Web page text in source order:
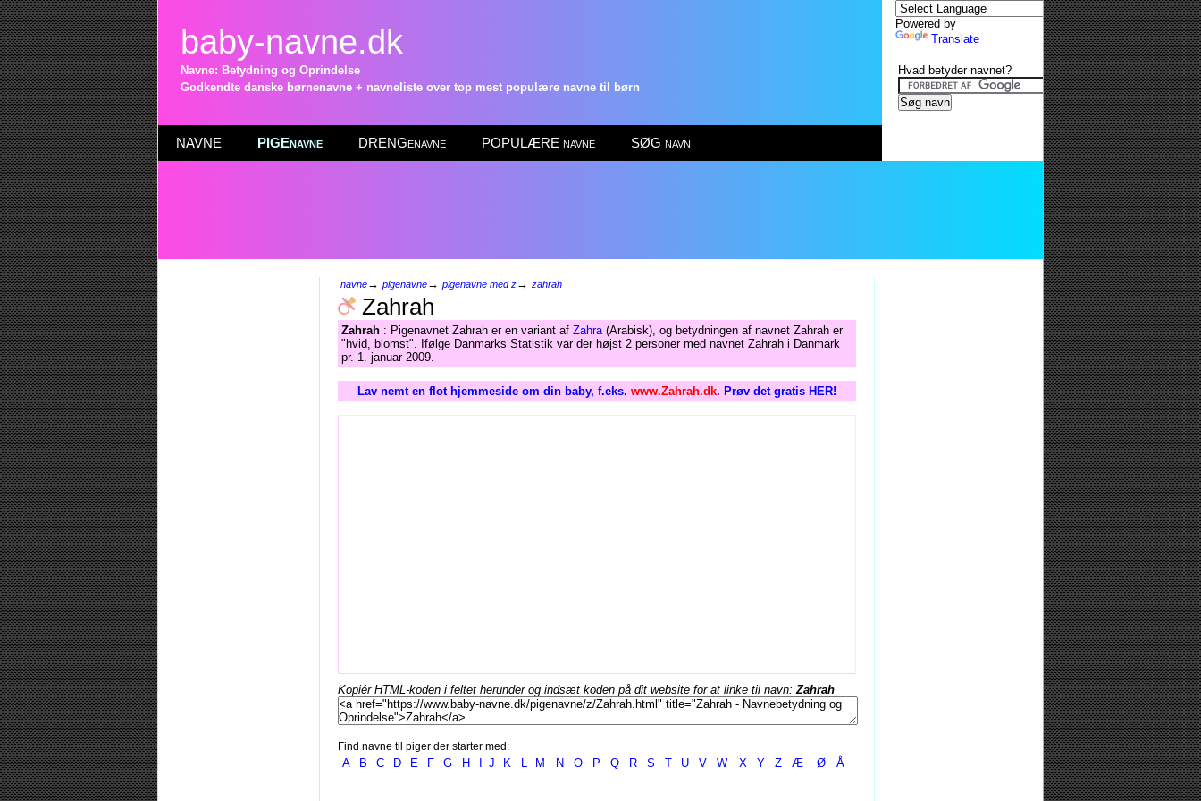
baby-navne.dk
Navne: Betydning og Oprindelse
Godkendte danske børnenavne + navneliste over top mest populære navne til børn
NAVNE PIGEnavne DRENGenavne POPULÆRE navne SØG navn
navne→ pigenavne→ pigenavne med z→ zahrah
Zahrah
Zahrah : Pigenavnet Zahrah er en variant af Zahra(Arabisk), og betydningen af navnet Zahrah er
"hvid, blomst". Ifølge Danmarks Statistik var der højst 2 personer med navnet Zahrah i Danmark
pr. 1. januar 2009.
Lav nemt en flot hjemmeside om din baby, f.eks. www.Zahrah.dk. Prøv det gratis HER!
Kopiér HTML-koden i feltet herunder og indsæt koden på dit website for at linke til navn:Zahrah
Find navne til piger der starter med:
A B C D E F G H J K L M N O P Q R S T U V W X Y Z Æ Ø Å
Powered by
Translate
Hvad betyder navnet?